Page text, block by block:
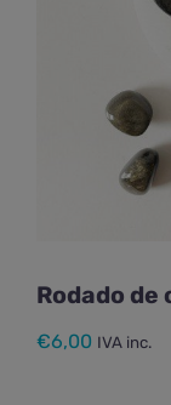
Rodado
€6,00 IVA inc.